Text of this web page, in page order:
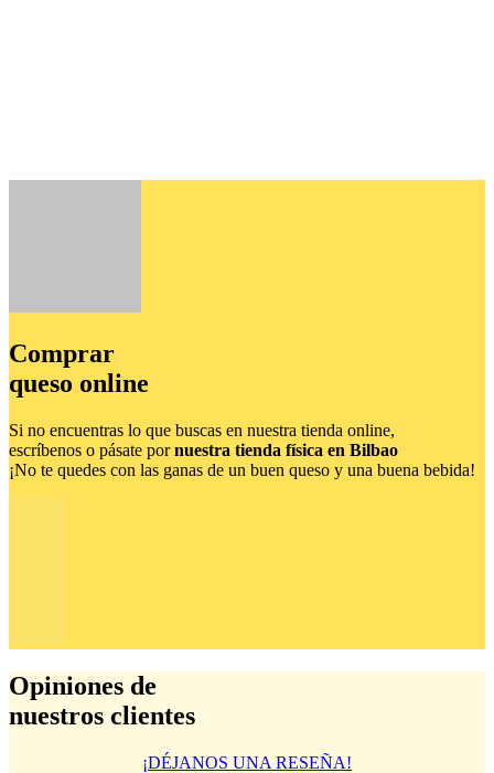
Comprar
queso online
Si no encuentras lo que buscas en nuestra tienda online,
escríbenos o pásate pornuestra tienda física en Bilbao
¡No te quedes con las ganas de un buen queso y una buena bebida!
Opiniones de
nuestros clientes
¡DÉJANOS UNA RESEÑA!